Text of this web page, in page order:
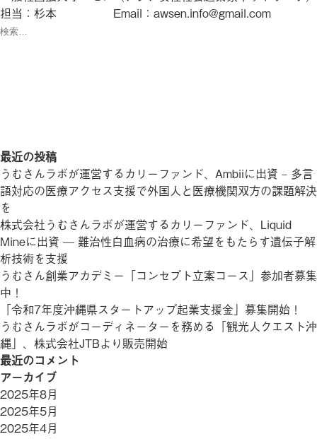
担当：杉本 Email：awsen.info@gmail.com
検
最近の投稿
うむさんラボが運営するカリーファンド、Ambiiに出資 – 多言
語対応の医療アクセス支援で外国人と医療機関双方の課題解決
を
株式会社うむさんラボが運営するカリーファンド、Liquid
Mineに出資 — 難治性白血病の治療に希望をもたらす遺伝子解
析技術を支援
うむさん創業アカデミー「コンセプト立案コース」参加者募集
中！
「令和7年度沖縄県スタートアップ起業支援金」募集開始！
うむさんラボがコーディネーターを務める「観光人クエスト沖
縄」、株式会社JTBより販売開始
最近のコメント
アーカイブ
2025年8月
2025年5月
2025年4月